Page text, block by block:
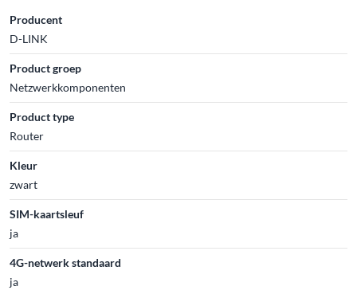
Producent
D-LINK
Product groep
Netzwerkkomponenten
Product type
Router
Kleur
zwart
SIM-kaartsleuf
ja
4G-netwerk standaard
ja